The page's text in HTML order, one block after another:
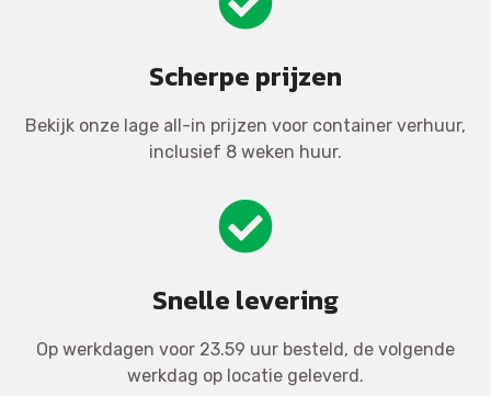
Scherpe prijzen
Bekijk onze lage all-in prijzen voor container verhuur,
inclusief 8 weken huur.
Snelle levering
Op werkdagen voor 23.59 uur besteld, de volgende
werkdag op locatie geleverd.